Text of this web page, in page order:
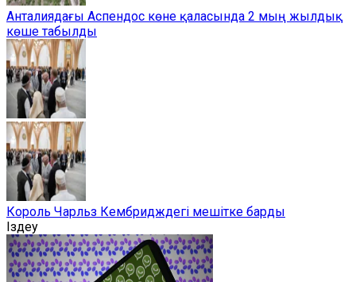
Анталиядағы Аспендос көне қаласында 2 мың жылдық
көше табылды
Король Чарльз Кембридждегі мешітке барды
Іздеу